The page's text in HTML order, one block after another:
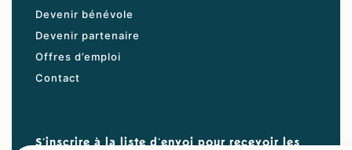
Devenir bénévole
Devenir partenaire
Offres d’emploi
Contact
S'inscrire à la liste d'envoi pour recevoir les